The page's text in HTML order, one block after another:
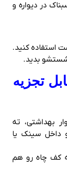
در دیواره و
استفاده کنید.
بدید.
تجزیه
بهداشتی، ته‌
داخل سینک یا
کف چاه رو هم